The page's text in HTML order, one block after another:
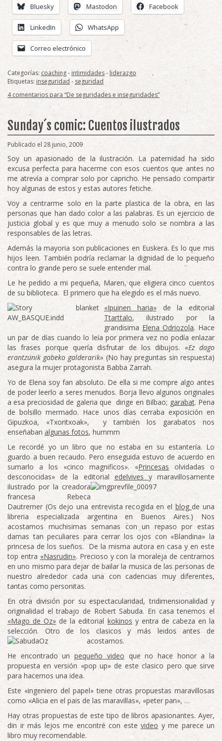
Bluesky Mastodon Facebook
LinkedIn WhatsApp
Correo electrónico
Categorías: coaching- intimidades- liderazgo
Etiquetas: inseguridad - seguridad
4 comentarios para “De seguridades e inseguridades”
Sunday´s comic: Cuentos ilustrados
Publicado el 28 junio, 2009
Soy un apasionado de la ilustración. La paternidad ha sido
excusa perfecta para hacerme con esos cuentos que antes no
me atrevía a comprar solo por capricho. He pensado compartir
hoy algunas de estos y estas autores fetiche.
Voy a centrarme solo en la parte plastica de la obra, en las
personas que han dado color a las palabras. Es un ejercicio de
justicia global y es que muy a menudo solo se nombra a las
responsables de las letras.
Además la mayoria son publicaciones en Euskera. Es lo que mis
hijos leen. También podría reclamar la dignidad de lo pequeño
contra lo grande pero se suele entender mal.
Le he pedido a mi pequeña, Maren, que eligiera cinco cuentos
de su biblioteca. El primero que ha elegido es el más nuevo.
«Ipuinen haria»de la editorial
Ttarttalo, ilustrado por la
grandisima Elena Odriozola. Hace
un par de días cuando lo leía por primera vez no podía enlazar
las frases porque quería disfrutar de los dibujos. «Ez dago
erantzunik gabeko galderarik» (No hay preguntas sin respuesta)
asegura la mujer protagonista Babba Zarrah.
Yo de Elena soy fan absoluto. De ella si me compre algo antes
de poder leerlo a seres menudos. Borja llevo algunos originales
a esa preciosidad de galeria que dirige en Bilbao; garabat. Pena
de bolsillo mermado. Hace unos días cerraba exposición en
Gipuzkoa, «Txoritxoak», y también los garabatos nos
enseñaban algunas fotos, hummm
Le recordé yo un libro que no estaba en su estantería. Lo
guardo a buen recaudo. Pero enseguida estuvo de acuerdo en
sumarlo a los «cinco magnificos». «Princesas olvidadas o
desconocidas» de la editorial edelvives ymaravillosamente
ilustrado por la creadora
francesa Rebeca
Dautremer (Os dejo una entrevista recogida en el blogde una
libreria especializada argentina en Buenos Aires.) Nos
acostamos muchisimas semanas con un repaso por estas
damas tan peculiares para cerrar los ojos con «Blandina» la
princesa de los sueños. De la misma autora en casa y en este
top entra «Nasrudin». Precioso y con la moraleja de centrarnos
en uno mismo para dejar de bailar la musica de las personas de
nuestro alrededor cada una con cadencias muy diferentes,
tantas como personitas.
En otra división por su espectacularidad, tridimensionalidad y
originalidad el trabajo de Robert Sabuda. En casa tenemos el
«Mago de Oz» de la editorial kokinos y entra de cabeza en la
selección. Otro de los clasicos y más leidos antes de
acostarnos.
He encontrado unpequeño video que no hace honor a la
propuesta en versión «pop up» de este clasico pero que sirve
para hacernos una idea.
Este «ingeniero del papel» tiene otras propuestas maravillosas
como «Alicia en el pais de las maravillas», «peter pan», …
Hay otras propuestas de este tipo de libros apasionantes. Ayer,
din ir más lejos me encontré con este video y me parece un
libro muy recomendable.